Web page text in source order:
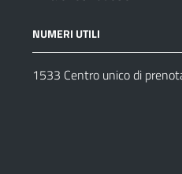
NUMERI UTILI
1533 Centro unico di